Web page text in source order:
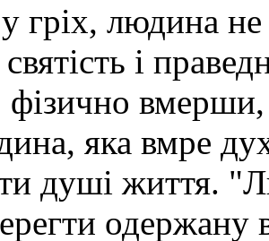
гріх, людина не
і
яка вмре
душі життя.
одер­жану